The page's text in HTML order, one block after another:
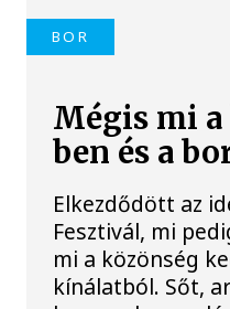
BOR
Mégis mi a
ben és a
Elkezdődött az
Fesztivál, mi
mi a közönség
kínálatból. Sőt,